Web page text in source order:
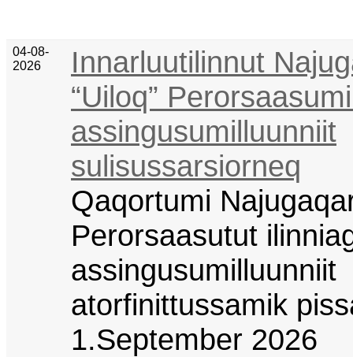
04-08-
2026
Innarluutilinnut
“Uiloq”
assingusumilluunniit
sulisussarsiorneq
Qaqortumi
Perorsaasutut
assingusumilluunniit
atorfinittussamik
1.September 2026